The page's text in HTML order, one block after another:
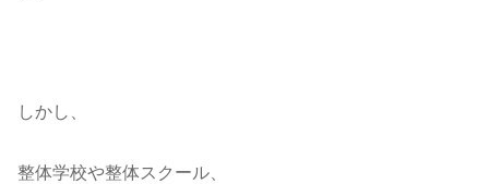
しかし、
整体学校や整体スクール、